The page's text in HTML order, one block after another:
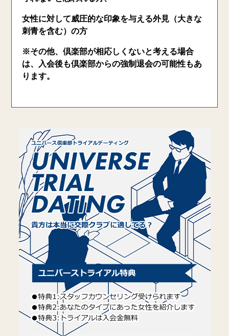
女性に対して威圧的な印象を与える外見（大きな
刺青を含む）の方
※その他、倶楽部が相応しくないと考える場合
は、入会後も倶楽部からの強制退会の可能性もあ
ります。